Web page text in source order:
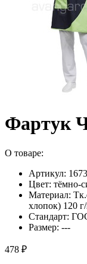
Фартук
О товаре:
Артикул:
Цвет: тёмно-
Материал:
хлопок) 120
Стандарт:
Размер: ---
478 ₽